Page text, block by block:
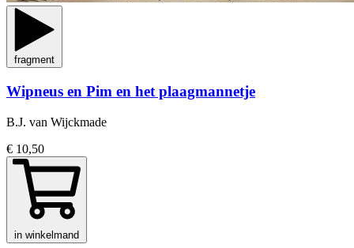
fragment
Wipneus en Pim en het plaagmannetje
B.J. van Wijckmade
€ 10,50
in winkelmand